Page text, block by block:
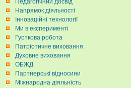
Педагогічний досвід
Напрямок діяльності
Інноваційні технології
Ми в експерименті
Гурткова робота
Патріотичне виховання
Духовне виховання
ОБЖД
Партнерські відносини
Міжнародна діяльність